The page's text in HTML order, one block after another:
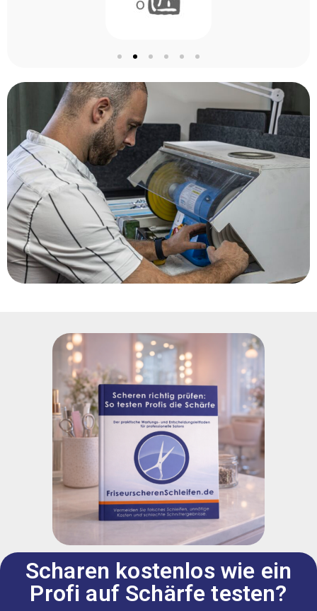
Scharen kostenlos wie ein
Profi auf Schärfe testen?